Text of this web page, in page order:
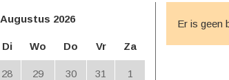
Augustus 2026
Di Wo Do Vr Za
28 29 30 31 1
Er is geen